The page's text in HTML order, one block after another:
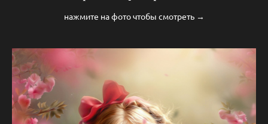
нажмите на фото чтобы смотреть →